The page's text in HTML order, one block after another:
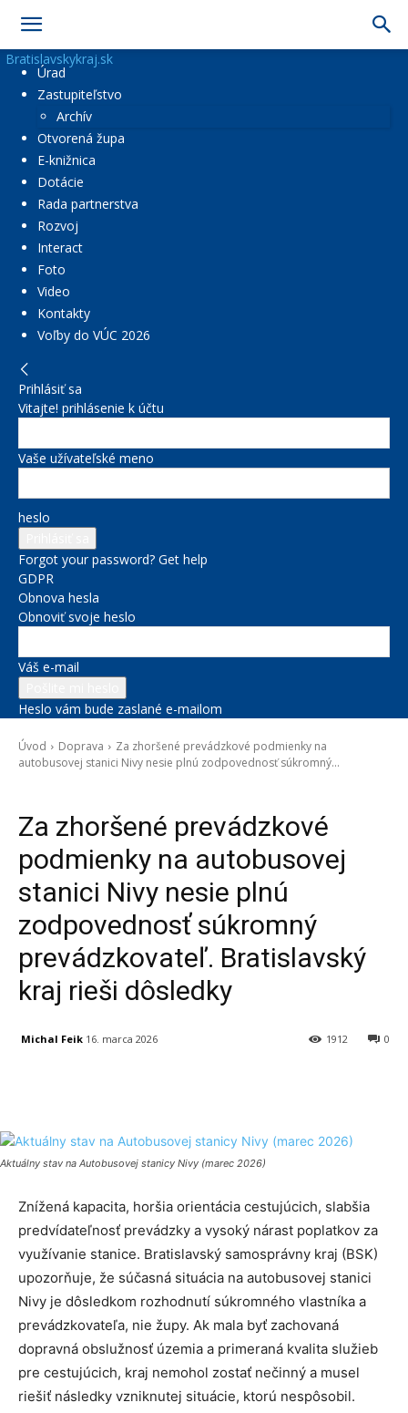
Bratislavskykraj.sk
Úrad
Zastupiteľstvo
Archív
Otvorená župa
E-knižnica
Dotácie
Rada partnerstva
Rozvoj
Interact
Foto
Video
Kontakty
Voľby do VÚC 2026
Prihlásiť sa
Vitajte! prihlásenie k účtu
Vaše užívateľské meno
heslo
Forgot your password? Get help
GDPR
Obnova hesla
Obnoviť svoje heslo
Váš e-mail
Heslo vám bude zaslané e-mailom
Úvod Doprava
Za zhoršené prevádzkové podmienky na
autobusovej stanici Nivy nesie plnú zodpovednosť súkromný...
Za zhoršené prevádzkové
podmienky na autobusovej
stanici Nivy nesie plnú
zodpovednosť súkromný
prevádzkovateľ. Bratislavský
kraj rieši dôsledky
Michal Feik 16. marca 2026 0
1912
Aktuálny stav na Autobusovej stanicy Nivy (marec 2026)
Znížená kapacita, horšia orientácia cestujúcich, slabšia
predvídateľnosť prevádzky a vysoký nárast poplatkov za
využívanie stanice. Bratislavský samosprávny kraj (BSK)
upozorňuje, že súčasná situácia na autobusovej stanici
Nivy je dôsledkom rozhodnutí súkromného vlastníka a
prevádzkovateľa, nie župy. Ak mala byť zachovaná
dopravná obslužnosť územia a primeraná kvalita služieb
pre cestujúcich, kraj nemohol zostať nečinný a musel
riešiť následky vzniknutej situácie, ktorú nespôsobil.